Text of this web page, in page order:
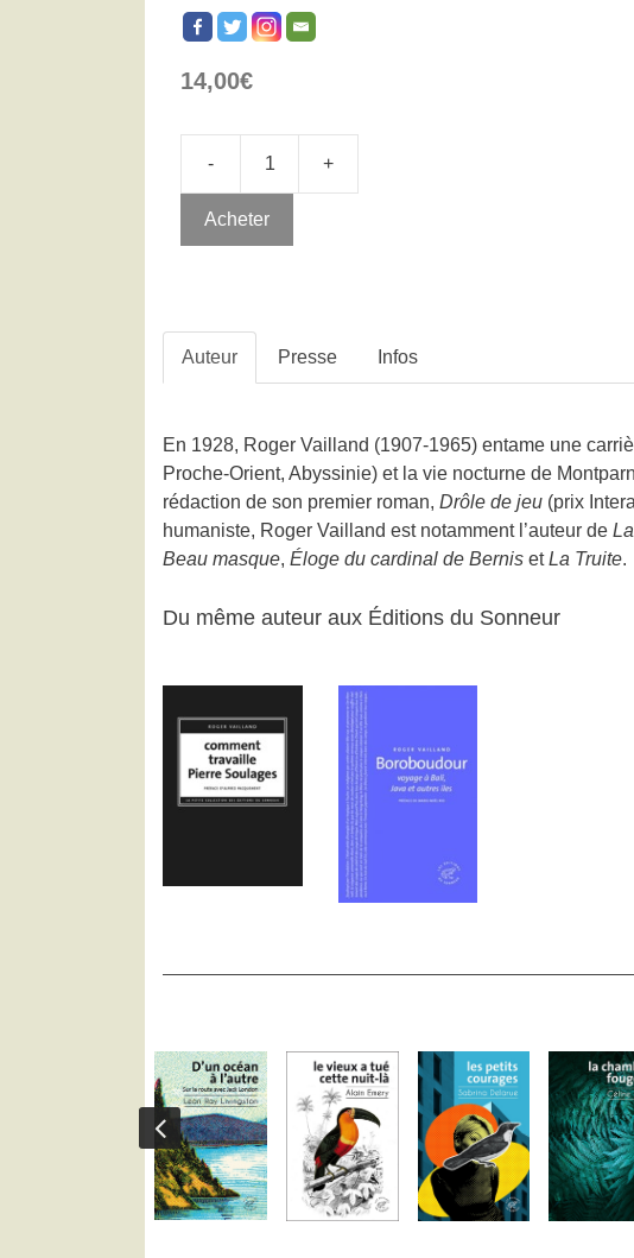
14,00€
- +
Acheter
Auteur Presse Infos
En 1928, Roger Vailland (1907-1965) entame une
Proche-Orient, Abyssinie) et la vie nocturne de
rédaction de son premier roman, Drôle de jeu (prix
humaniste, Roger Vailland est notamment l’auteur de
Beau masque, Éloge du cardinal de Bernis etLa Truite.
Du même auteur aux Éditions du Sonneur